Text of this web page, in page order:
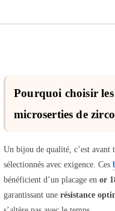
Pourquoi choisir
microserties de
Un bijou de qualité, c’est avant
sélectionnés avec exigence. Ces
bénéficient d’un placage en or
garantissant une résistance